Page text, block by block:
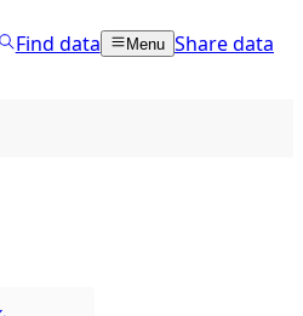
Find data Menu Share data